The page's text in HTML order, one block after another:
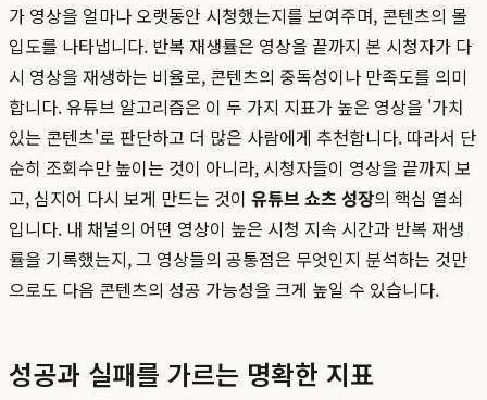
가 영상을 얼마나 오랫동안 시청했는지를 보여주며, 콘텐츠의 몰
입도를 나타냅니다. 반복 재생률은 영상을 끝까지 본 시청자가 다
시 영상을 재생하는 비율로, 콘텐츠의 중독성이나 만족도를 의미
합니다. 유튜브 알고리즘은 이 두 가지 지표가 높은 영상을 '가치
있는 콘텐츠'로 판단하고 더 많은 사람에게 추천합니다. 따라서 단
순히 조회수만 높이는 것이 아니라, 시청자들이 영상을 끝까지 보
고, 심지어 다시 보게 만드는 것이 유튜브 쇼츠 성장의 핵심 열쇠
입니다. 내 채널의 어떤 영상이 높은 시청 지속 시간과 반복 재생
률을 기록했는지, 그 영상들의 공통점은 무엇인지 분석하는 것만
으로도 다음 콘텐츠의 성공 가능성을 크게 높일 수 있습니다.
성공과 실패를 가르는 명확한 지표